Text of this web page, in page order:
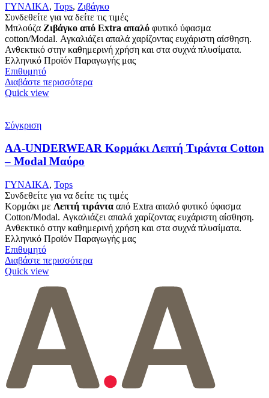
ΓΥΝΑΙΚΑ, Tops, Ζιβάγκο
Συνδεθείτε για να δείτε τις τιμές
Μπλούζα Ζιβάγκο από Extra απαλό φυτικό ύφασμα
cotton/Modal. Αγκαλιάζει απαλά χαρίζοντας ευχάριστη αίσθηση.
Ανθεκτικό στην καθημερινή χρήση και στα συχνά πλυσίματα.
Ελληνικό Προϊόν Παραγωγής μας
Επιθυμητό
Διαβάστε περισσότερα
Quick view
Σύγκριση
AA-UNDERWEAR Κορμάκι Λεπτή Τιράντα Cotton
– Modal Μαύρο
ΓΥΝΑΙΚΑ, Tops
Συνδεθείτε για να δείτε τις τιμές
Κορμάκι με Λεπτή τιράντα από Extra απαλό φυτικό ύφασμα
Cotton/Modal. Αγκαλιάζει απαλά χαρίζοντας ευχάριστη αίσθηση.
Ανθεκτικό στην καθημερινή χρήση και στα συχνά πλυσίματα.
Ελληνικό Προϊόν Παραγωγής μας
Επιθυμητό
Διαβάστε περισσότερα
Quick view